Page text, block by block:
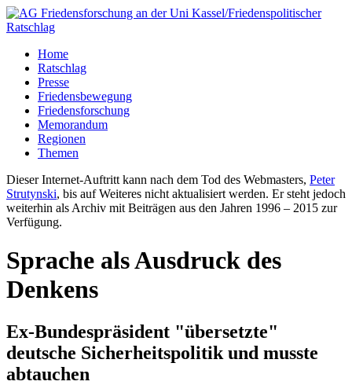
Home
Ratschlag
Presse
Friedensbewegung
Friedensforschung
Memorandum
Regionen
Themen
Dieser Internet-Auftritt kann nach dem Tod des Webmasters, Peter
Strutynski, bis auf Weiteres nicht aktualisiert werden. Er steht jedoch
weiterhin als Archiv mit Beiträgen aus den Jahren 1996 – 2015 zur
Verfügung.
Sprache als Ausdruck des
Denkens
Ex-Bundespräsident "übersetzte"
deutsche Sicherheitspolitik und musste
abtauchen